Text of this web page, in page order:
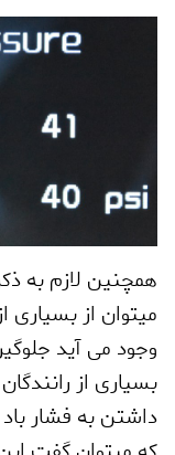
همچنین لازم به
میتوان از
وجود می آید
بسیاری از
داشتن به فشار